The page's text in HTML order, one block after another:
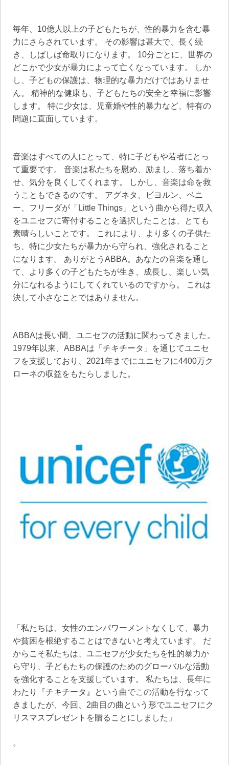
毎年、10億人以上の子どもたちが、性的暴力を含む暴
力にさらされています。 その影響は甚大で、長く続
き、しばしば命取りになります。 10分ごとに、世界の
どこかで少女が暴力によって亡くなっています。 しか
し、子どもの保護は、物理的な暴力だけではありませ
ん。 精神的な健康も、子どもたちの安全と幸福に影響
します。 特に少女は、児童婚や性的暴力など、特有の
問題に直面しています。
音楽はすべての人にとって、特に子どもや若者にとっ
て重要です。 音楽は私たちを慰め、励まし、落ち着か
せ、気分を良くしてくれます。 しかし、音楽は命を救
うこともできるのです。 アグネタ、ビヨルン、ベニ
ー、フリーダが「Little Things」という曲から得た収入
をユニセフに寄付することを選択したことは、とても
素晴らしいことです。 これにより、より多くの子供た
ち、特に少女たちが暴力から守られ、強化されること
になります。 ありがとうABBA。あなたの音楽を通し
て、より多くの子どもたちが生き、成長し、楽しい気
分になれるようにしてくれているのですから。 これは
決して小さなことではありません。
ABBAは長い間、ユニセフの活動に関わってきました。
1979年以来、ABBAは「チキチータ」を通じてユニセ
フを支援しており、2021年までにユニセフに4400万ク
ローネの収益をもたらしました。
「私たちは、女性のエンパワーメントなくして、暴力
や貧困を根絶することはできないと考えています。 だ
からこそ私たちは、ユニセフが少女たちを性的暴力か
ら守り、子どもたちの保護のためのグローバルな活動
を強化することを支援しています。 私たちは、長年に
わたり『チキチータ』という曲でこの活動を行なって
きましたが、今回、2曲目の曲という形でユニセフにク
リスマスプレゼントを贈ることにしました」
。